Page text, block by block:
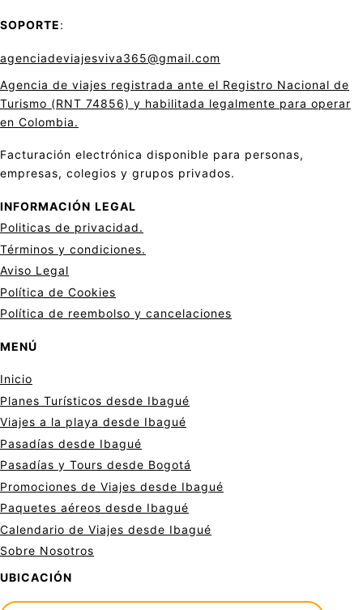
SOPORTE:
agenciadeviajesviva365@gmail.com
Agencia de viajes registrada ante el Registro Nacional de
Turismo (RNT 74856) y habilitada legalmente para operar
en Colombia.
Facturación electrónica disponible para personas,
empresas, colegios y grupos privados.
INFORMACIÓN LEGAL
Politicas de privacidad.
Términos y condiciones.
Aviso Legal
Política de Cookies
Política de reembolso y cancelaciones
MENÚ
Inicio
Planes Turísticos desde Ibagué
Viajes a la playa desde Ibagué
Pasadías desde Ibagué
Pasadías y Tours desde Bogotá
Promociones de Viajes desde Ibagué
Paquetes aéreos desde Ibagué
Calendario de Viajes desde Ibagué
Sobre Nosotros
UBICACIÓN